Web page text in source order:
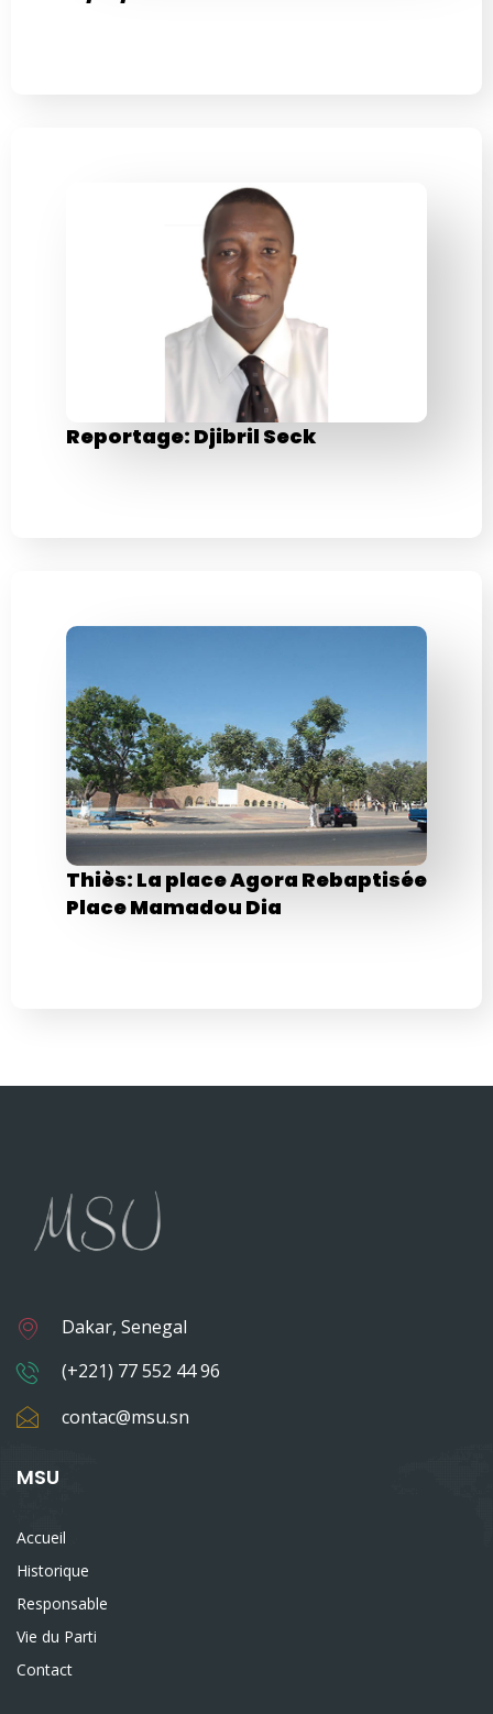
Reportage: Djibril Seck
Thiès: La place Agora Rebaptisée
Place Mamadou Dia
Dakar, Senegal
(+221) 77 552 44 96
contac@msu.sn
MSU
Accueil
Historique
Responsable
Vie du Parti
Contact